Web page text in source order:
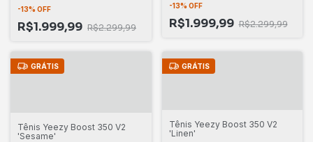
-13% OFF
R$1.999,99 R$2.299,99
-13% OFF
R$1.999,99 R$2.299,99
GRÁTIS
Tênis Yeezy Boost 350 V2
'Sesame'
GRÁTIS
Tênis Yeezy Boost 350 V2
'Linen'